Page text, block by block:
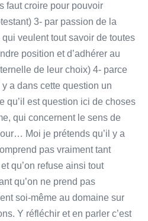
faut croire pour pouvoir
3- par passion de la
veulent tout savoir de toutes
position et d’adhérer au
de leur choix) 4- parce
a dans cette question un
qu’il est question ici de choses
qui concernent le sens de
Moi je prétends qu’il y a
pas vraiment tant
qu’on refuse ainsi tout
qu’on ne prend pas
soi-même au domaine sur
Y réfléchir et en parler c’est